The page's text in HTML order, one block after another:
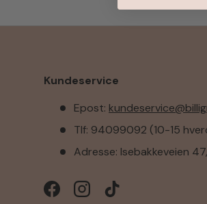
Kundeservice
Epost:
Tlf: 94099092 (10-15
Adresse: Isebakkeveien
FacebookInstagramTikTok